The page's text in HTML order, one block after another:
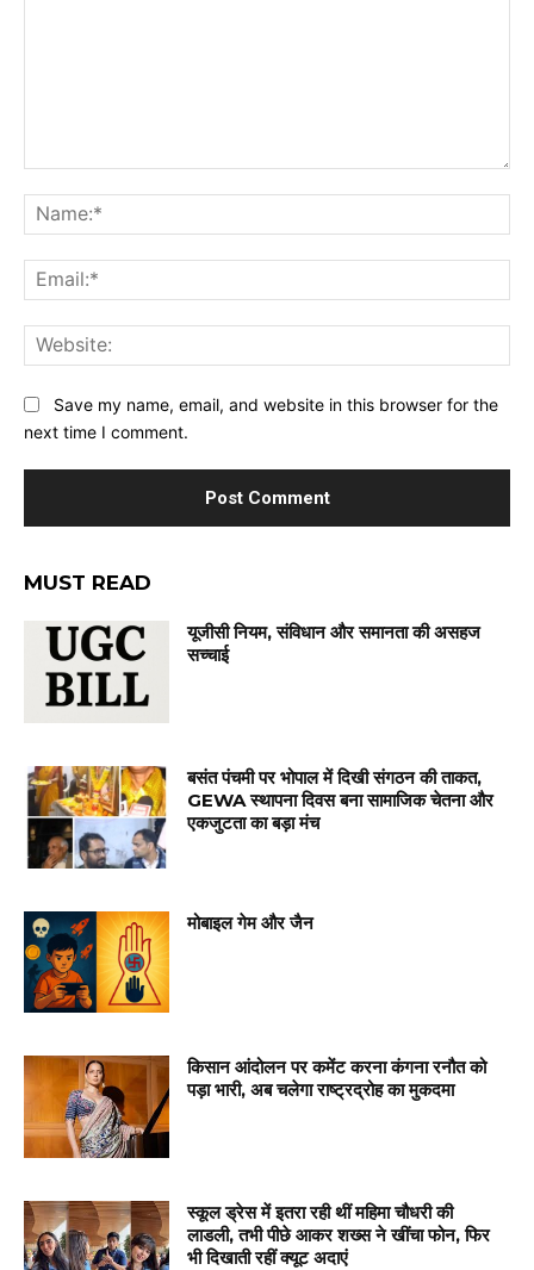
Save my name, email, and website in this browser for the
next time I comment.
MUST READ
यूजीसी नियम, संविधान और समानता की असहज
सच्चाई
बसंत पंचमी पर भोपाल में दिखी संगठन की ताकत,
GEWA स्थापना दिवस बना सामाजिक चेतना और
एकजुटता का बड़ा मंच
मोबाइल गेम और जैन
किसान आंदोलन पर कमेंट करना कंगना रनौत को
पड़ा भारी, अब चलेगा राष्ट्रद्रोह का मुकदमा
स्कूल ड्रेस में इतरा रही थीं महिमा चौधरी की
लाडली, तभी पीछे आकर शख्स ने खींचा फोन, फिर
भी दिखाती रहीं क्यूट अदाएं